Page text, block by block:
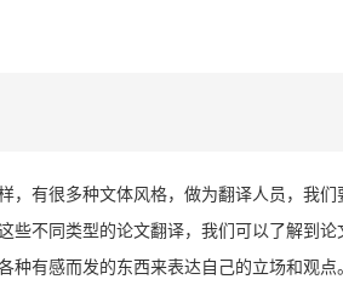
，有很多种文体风格，做为翻译人员，我
些不同类型的论文翻译，我们可以了解到论
种有感而发的东西来表达自己的立场和观